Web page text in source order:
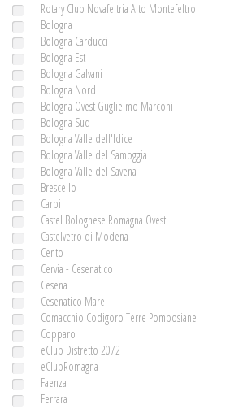
Rotary Club Novafeltria Alto Montefeltro
Bologna
Bologna Carducci
Bologna Est
Bologna Galvani
Bologna Nord
Bologna Ovest Guglielmo Marconi
Bologna Sud
Bologna Valle dell'Idice
Bologna Valle del Samoggia
Bologna Valle del Savena
Brescello
Carpi
Castel Bolognese Romagna Ovest
Castelvetro di Modena
Cento
Cervia - Cesenatico
Cesena
Cesenatico Mare
Comacchio Codigoro Terre Pomposiane
Copparo
eClub Distretto 2072
eClubRomagna
Faenza
Ferrara